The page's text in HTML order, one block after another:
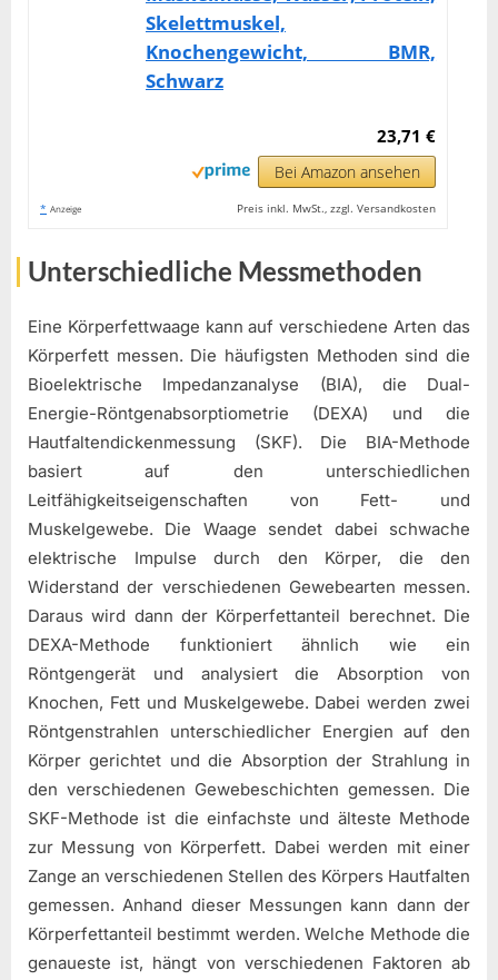
Skelettmuskel,
Knochengewicht, BMR,
Schwarz
23,71 €
Bei Amazon ansehen
* Anzeige Preis inkl. MwSt., zzgl. Versandkosten
Unterschiedliche Messmethoden
Eine Körperfettwaage kann auf verschiedene Arten das
Körperfett messen. Die häufigsten Methoden sind die
Bioelektrische Impedanzanalyse (BIA), die Dual-
Energie-Röntgenabsorptiometrie (DEXA) und die
Hautfaltendickenmessung (SKF). Die BIA-Methode
basiert auf den unterschiedlichen
Leitfähigkeitseigenschaften von Fett- und
Muskelgewebe. Die Waage sendet dabei schwache
elektrische Impulse durch den Körper, die den
Widerstand der verschiedenen Gewebearten messen.
Daraus wird dann der Körperfettanteil berechnet. Die
DEXA-Methode funktioniert ähnlich wie ein
Röntgengerät und analysiert die Absorption von
Knochen, Fett und Muskelgewebe. Dabei werden zwei
Röntgenstrahlen unterschiedlicher Energien auf den
Körper gerichtet und die Absorption der Strahlung in
den verschiedenen Gewebeschichten gemessen. Die
SKF-Methode ist die einfachste und älteste Methode
zur Messung von Körperfett. Dabei werden mit einer
Zange an verschiedenen Stellen des Körpers Hautfalten
gemessen. Anhand dieser Messungen kann dann der
Körperfettanteil bestimmt werden. Welche Methode die
genaueste ist, hängt von verschiedenen Faktoren ab